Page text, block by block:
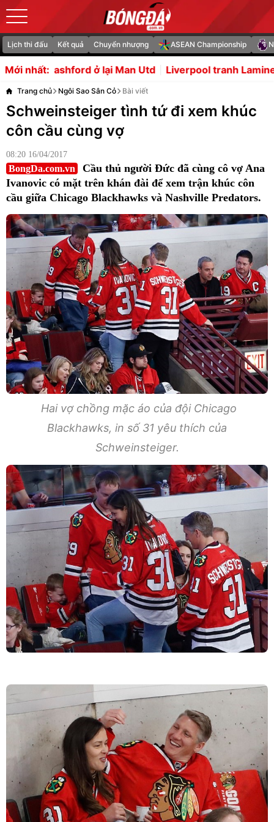
Lịch thi đấu Kết quả Chuyển nhượng ASEAN Championship
Mới nhất:
lại Man Utd Liverpool tranh Lamine Camara với MU
Trang chủ Ngôi Sao Sân Cỏ Bài viết
Schweinsteiger tình tứ đi xem khúc
côn cầu cùng vợ
08:20 16/04/2017
BongDa.com.vn
Cầu thủ người Đức đã cùng cô vợ Ana
Ivanovic có mặt trên khán đài để xem trận khúc côn
cầu giữa Chicago Blackhawks và Nashville Predators.
Hai vợ chồng mặc áo của đội Chicago
Blackhawks, in số 31 yêu thích của
Schweinsteiger.